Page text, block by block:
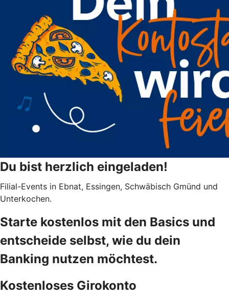
Du bist herzlich eingeladen!
Filial-Events in Ebnat, Essingen, Schwäbisch Gmünd und
Unterkochen.
Starte kostenlos mit den Basics und
entscheide selbst, wie du dein
Banking nutzen möchtest.
Kostenloses Girokonto